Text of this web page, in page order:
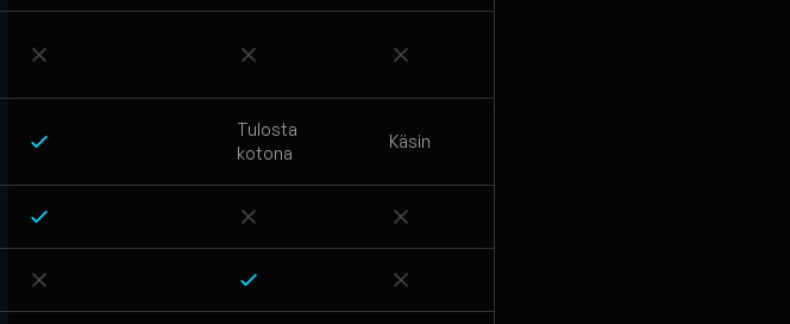
Tulosta
kotona
Käsin